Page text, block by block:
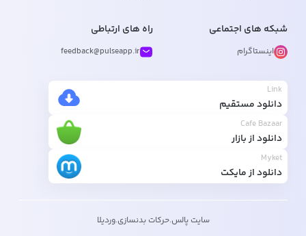
شبکه های اجتماعی
اینستاگرام
راه های ارتباطی
feedback@pulseapp.ir
Link
دانلود مستقیم
Cafe Bazaar
دانلود از بازار
Myket
دانلود از مایکت
سایت پالس.حرکات بدنسازی.وردیلا